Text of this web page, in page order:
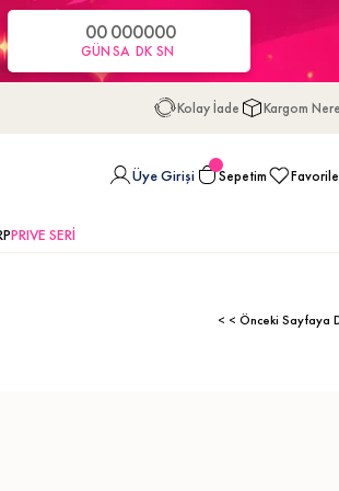
00
GÜN
00
SA
00
DK
00
SN
Kolay İade Kargom
Üye Girişi Sepetim
PRIVE SERİ
< < Önceki Sayfaya